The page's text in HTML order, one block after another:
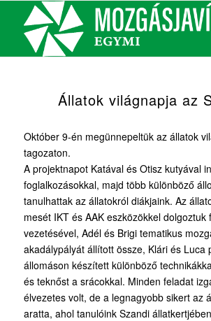
Állatok világnapja az
Október 9-én megünnepeltük az állatok
tagozaton.
A projektnapot Katával és Otisz kutyával
foglalkozásokkal, majd több különböző
tanulhattak az állatokról diákjaink. Az
mesét IKT és AAK eszközökkel dolgoztuk
vezetésével, Adél és Brigi tematikus
akadálypályát állított össze, Klári és Luca
állomáson készített különböző
és teknőst a srácokkal. Minden feladat
élvezetes volt, de a legnagyobb sikert az
aratta, ahol tanulóink Szandi